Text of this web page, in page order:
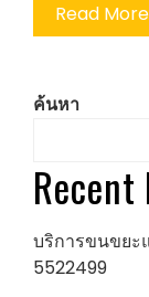
Read More
ค้นหา
Recent
บริการขนขยะ
5522499